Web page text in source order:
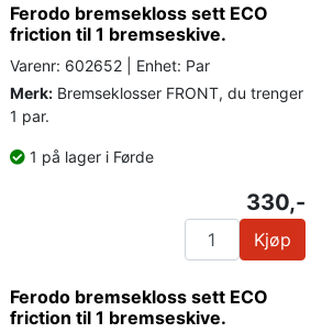
Ferodo bremsekloss sett ECO
friction til 1 bremseskive.
Varenr: 602652 | Enhet: Par
Merk: Bremseklosser FRONT, du trenger
1 par.
1 på lager i Førde
330,-
Kjøp
Ferodo bremsekloss sett ECO
friction til 1 bremseskive.